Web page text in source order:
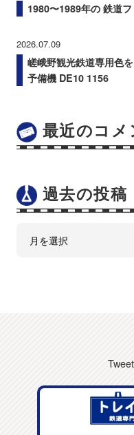
1980〜1989年の 鉄道
2026.07.09
嵯峨野観光鉄道専用色
予備機 DE10 1156
最近のコメ
過去の投稿